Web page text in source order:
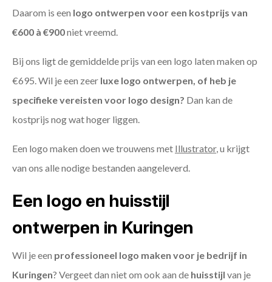
Daarom is een logo ontwerpen voor een kostprijs van
€600 à €900niet vreemd.
Bij ons ligt de gemiddelde prijs van een logo laten maken op
€695. Wil je een zeer luxe logo ontwerpen, of heb je
specifieke vereisten voor logo design? Dan kan de
kostprijs nog wat hoger liggen.
Een logo maken doen we trouwens met Illustrator, u krijgt
van ons alle nodige bestanden aangeleverd.
Een logo en huisstijl
ontwerpen in Kuringen
Wil je een professioneel logo maken voor je bedrijf in
Kuringen? Vergeet dan niet om ook aan de huisstijl van je